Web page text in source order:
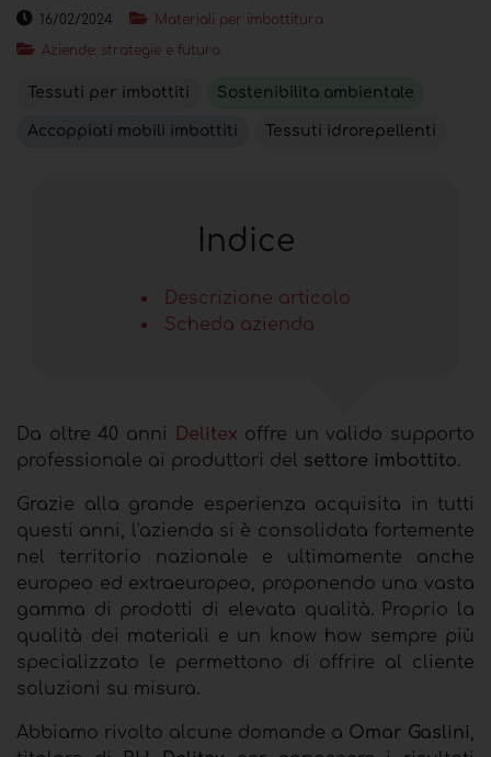
16/02/2024
Materiali per imbottitura
Aziende: strategie e futuro
Tessuti per imbottiti Sostenibilita ambientale
Accoppiati mobili imbottiti Tessuti idrorepellenti
Indice
Descrizione articolo
Scheda azienda
Da oltre 40 anni Delitex offre un valido supporto
professionale ai produttori del settore imbottito.
Grazie alla grande esperienza acquisita in tutti
questi anni, l'azienda si è consolidata fortemente
nel territorio nazionale e ultimamente anche
europeo ed extraeuropeo, proponendo una vasta
gamma di prodotti di elevata qualità. Proprio la
qualità dei materiali e un know how sempre più
specializzato le permettono di offrire al cliente
soluzioni su misura.
Abbiamo rivolto alcune domande a Omar Gaslini